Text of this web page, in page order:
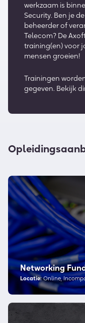
werkzaam is
Security. Ben je
beheerder of
Telecom? De
training(en) voor
mensen groeien!
Trainingen
gegeven. Bekijk
Networking
Locatie:Online,